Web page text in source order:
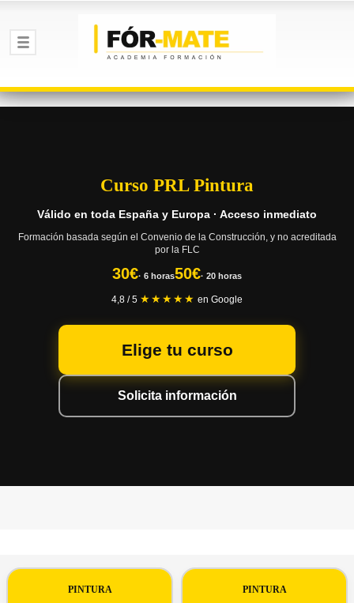
Curso PRL Pintura
Válido en toda España y Europa · Acceso inmediato
Formación basada según el Convenio de la Construcción, y no acreditada
por la FLC
30€· 6 horas50€· 20 horas
4,8 / 5 ★★★★★ en Google
Elige tu curso
Solicita información
PINTURA PINTURA